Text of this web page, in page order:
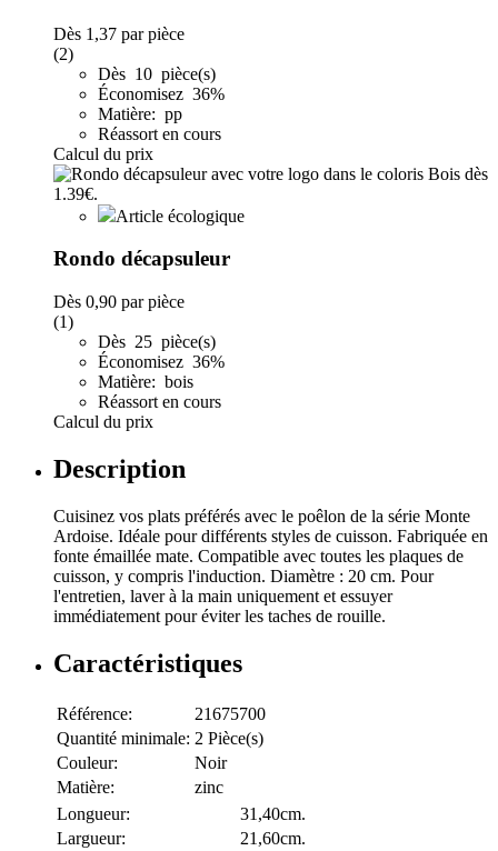
Dès 1,37 par pièce
(2)
Dès 10 pièce(s)
Économisez 36%
Matière: pp
Réassort en cours
Calcul du prix
Article écologique
Rondo décapsuleur
Dès 0,90 par pièce
(1)
Dès 25 pièce(s)
Économisez 36%
Matière: bois
Réassort en cours
Calcul du prix
Description
Cuisinez vos plats préférés avec le poêlon de la série Monte
Ardoise. Idéale pour différents styles de cuisson. Fabriquée en
fonte émaillée mate. Compatible avec toutes les plaques de
cuisson, y compris l'induction. Diamètre : 20 cm. Pour
l'entretien, laver à la main uniquement et essuyer
immédiatement pour éviter les taches de rouille.
Caractéristiques
Référence:
21675700
Quantité minimale: 2 Pièce(s)
Couleur:
Noir
Matière:
zinc
Longueur:
31,40cm.
Largueur:
21,60cm.